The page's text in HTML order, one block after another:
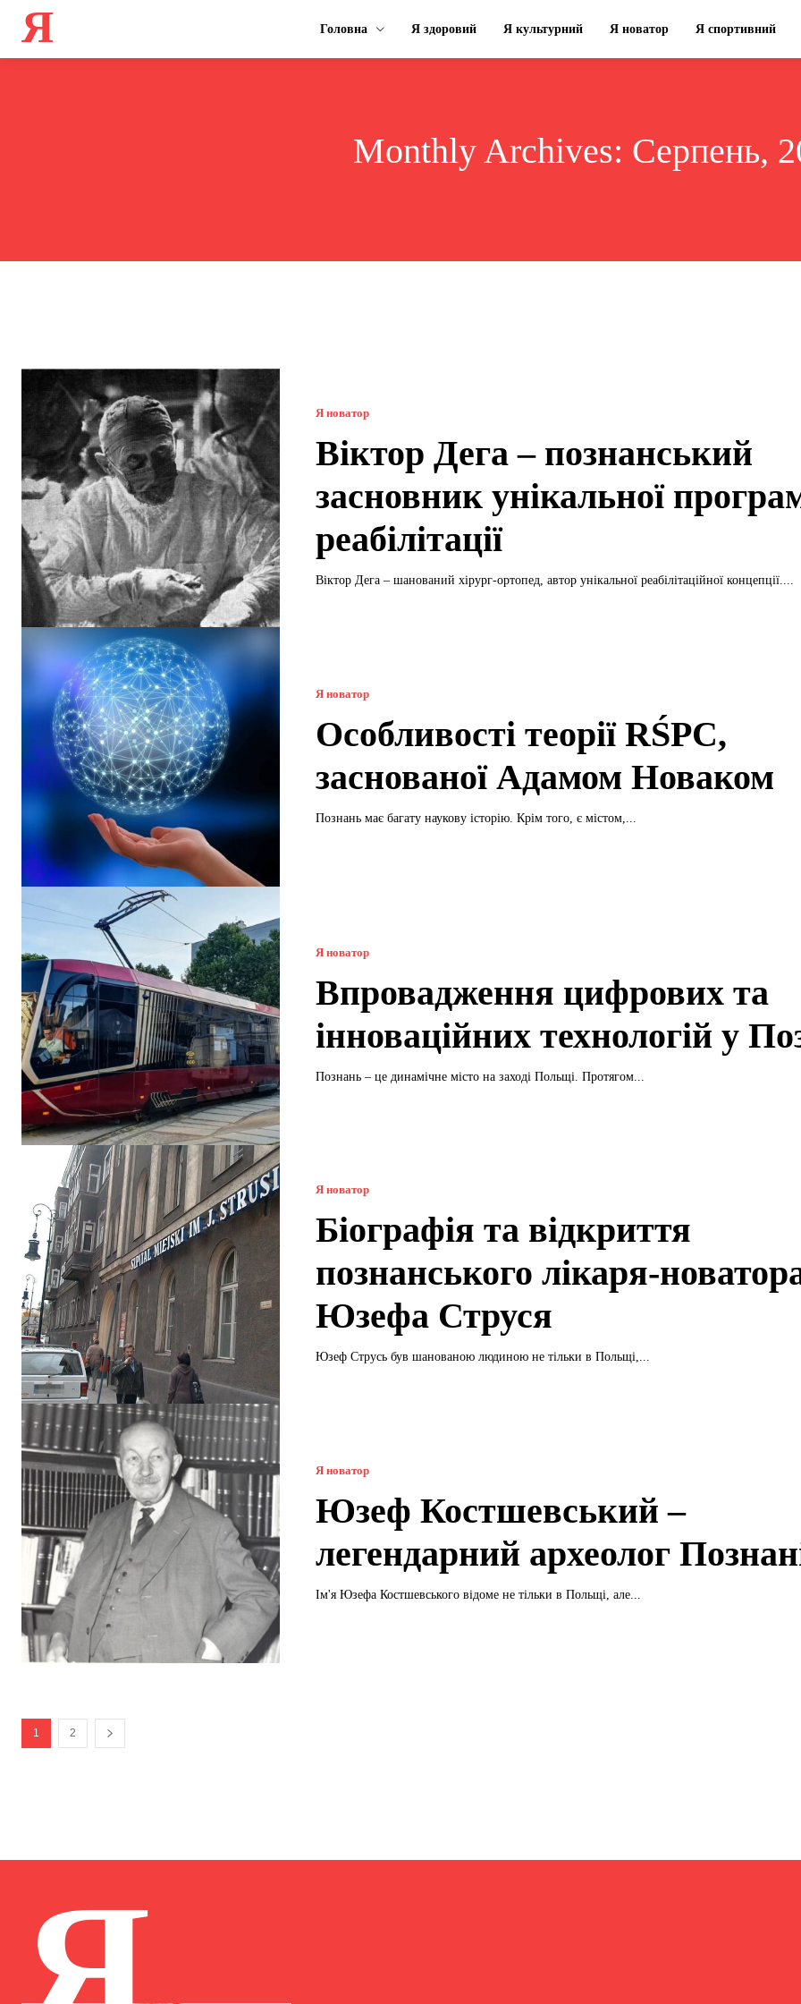
Я Головна Я здоровий Я культурний Я новатор Я спортивний
Monthly Archives: Серпень,
Я новатор
Віктор Дега – познанський
засновник унікальної
реабілітації
Віктор Дега – шанований хірург-ортопед, автор унікальної реабілітаційної концепції....
Я новатор
Особливості теорії RŚPC,
заснованої Адамом Новаком
Познань має багату наукову історію. Крім того, є містом,...
Я новатор
Впровадження цифрових та
інноваційних технологій у
Познань – це динамічне місто на заході Польщі. Протягом...
Я новатор
Біографія та відкриття
познанського лікаря-
Юзефа Струся
Юзеф Струсь був шанованою людиною не тільки в Польщі,...
Я новатор
Юзеф Костшевський –
легендарний археолог
Ім'я Юзефа Костшевського відоме не тільки в Польщі, але...
1 2